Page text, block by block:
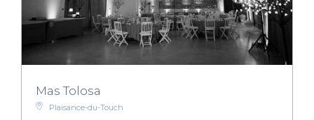
Mas Tolosa
Plaisance-du-Touch